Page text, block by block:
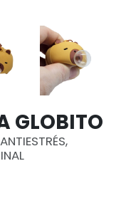
GLOBITO